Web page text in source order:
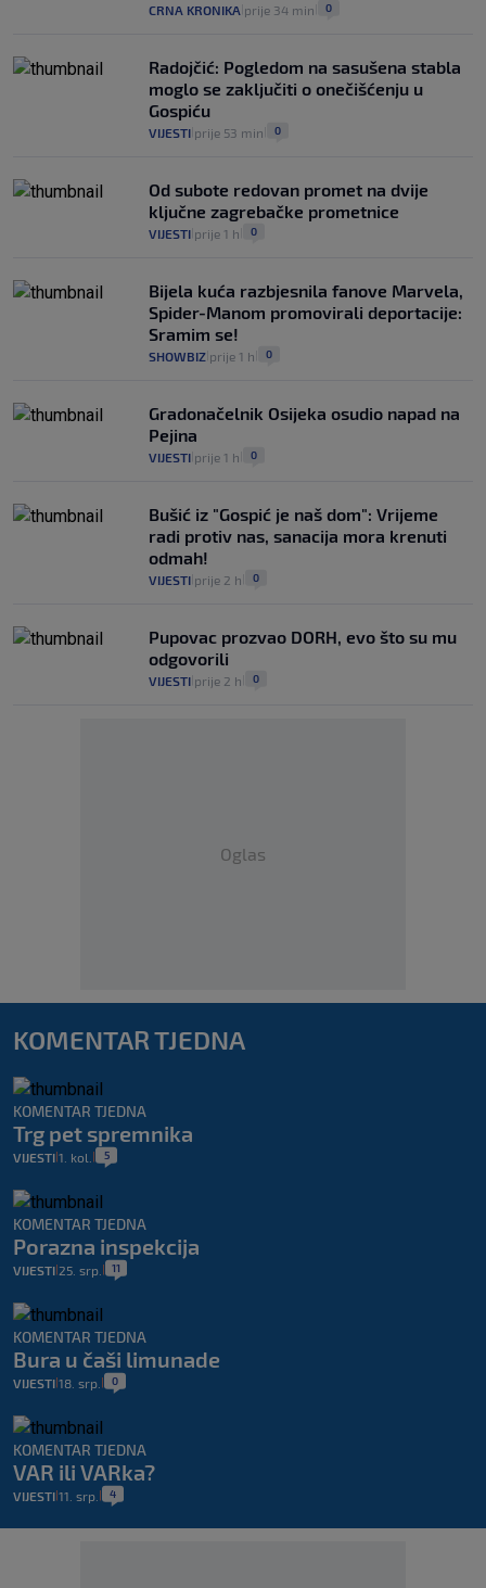
CRNA KRONIKA prije 34 min 0
Radojčić: Pogledom na sasušena stabla
moglo se zaključiti o onečišćenju u
Gospiću
VIJESTI prije 53 min 0
Od subote redovan promet na dvije
ključne zagrebačke prometnice
VIJESTI prije 1 h 0
Bijela kuća razbjesnila fanove Marvela,
Spider-Manom promovirali deportacije:
Sramim se!
SHOWBIZ prije 1 h 0
Gradonačelnik Osijeka osudio napad na
Pejina
VIJESTI prije 1 h 0
Bušić iz "Gospić je naš dom": Vrijeme
radi protiv nas, sanacija mora krenuti
odmah!
VIJESTI prije 2 h 0
Pupovac prozvao DORH, evo što su mu
odgovorili
VIJESTI prije 2 h 0
Oglas
KOMENTAR TJEDNA
KOMENTAR TJEDNA
Trg pet spremnika
VIJESTI 1. kol. 5
KOMENTAR TJEDNA
Porazna inspekcija
VIJESTI 25. srp. 11
KOMENTAR TJEDNA
Bura u čaši limunade
VIJESTI 18. srp. 0
KOMENTAR TJEDNA
VAR ili VARka?
VIJESTI 11. srp. 4